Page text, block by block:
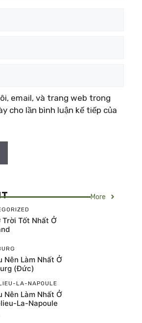
email, và trang web trong
cho lần bình luận kế tiếp của
More
Trời Tốt Nhất Ở
Nên Làm Nhất Ở
(Đức)
LA-NAPOULE
Nên Làm Nhất Ở
La-Napoule